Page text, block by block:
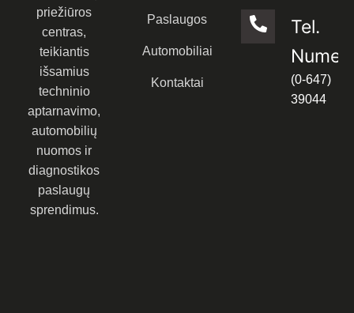
priežiūros
centras,
teikiantis
išsamius
techninio
aptarnavimo,
automobilių
nuomos ir
diagnostikos
paslaugų
sprendimus.
Paslaugos
Automobiliai
Kontaktai
Tel.
(0-647)
39044